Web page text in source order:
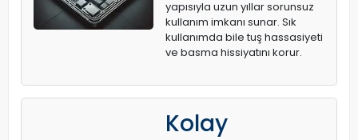
yapısıyla uzun yıllar sorunsuz
kullanım imkanı sunar. Sık
kullanımda bile tuş hassasiyeti
ve basma hissiyatını korur.
Kolay